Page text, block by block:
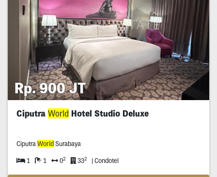
Rp. 900 JT
Ciputra World Hotel Studio Deluxe
Ciputra World Surabaya
1 1 02 332 | Condotel